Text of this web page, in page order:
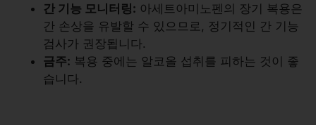
간 기능 모니터링: 아세트아미노펜의 장기 복용은
간 손상을 유발할 수 있으므로, 정기적인 간 기능
검사가 권장됩니다.
금주: 복용 중에는 알코올 섭취를 피하는 것이 좋
습니다.